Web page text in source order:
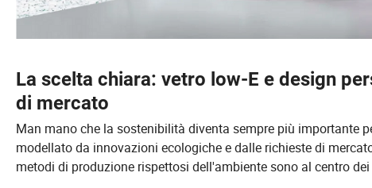
La scelta chiara: vetro low-E e design
di mercato
Man mano che la sostenibilità diventa sempre più importante
modellato da innovazioni ecologiche e dalle richieste di
metodi di produzione rispettosi dell'ambiente sono al centro